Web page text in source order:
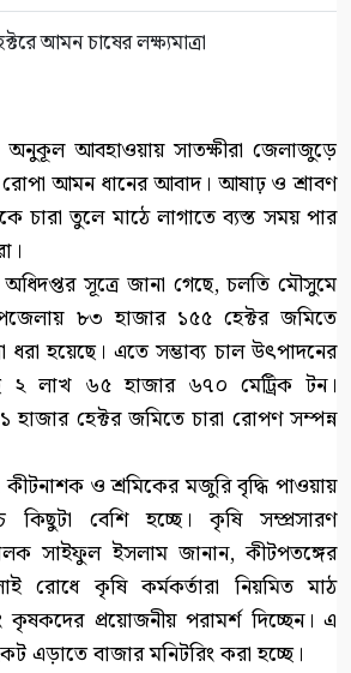
আবহাওয়ায় সাতক্ষীরা জেলাজুড়ে
আমন ধানের আবাদ। আষাঢ় ও শ্রাবণ
চারা তুলে মাঠে লাগাতে ব্যস্ত সময় পার
সূত্রে জানা গেছে, চলতি মৌসুমে
৮৩ হাজার ১৫৫ হেক্টর জমিতে
ধরা হয়েছে। এতে সম্ভাব্য চাল উৎপাদনের
২ লাখ ৬৫ হাজার ৬৭০ মেট্রিক টন।
হাজার হেক্টর জমিতে চারা রোপণ সম্পন্ন
ও শ্রমিকের মজুরি বৃদ্ধি পাওয়ায়
বেশি হচ্ছে। কৃষি সম্প্রসারণ
সাইফুল ইসলাম জানান, কীটপতঙ্গের
রোধে কৃষি কর্মকর্তারা নিয়মিত মাঠ
প্রয়োজনীয় পরামর্শ দিচ্ছেন। এ
এড়াতে বাজার মনিটরিং করা হচ্ছে।